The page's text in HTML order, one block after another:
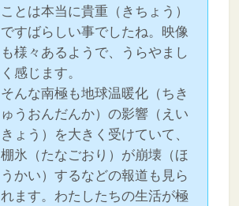
ことは本当に貴重（きちょう）
ですばらしい事でしたね。映像
も様々あるようで、うらやまし
く感じます。
そんな南極も地球温暖化（ちき
ゅうおんだんか）の影響（えい
きょう）を大きく受けていて、
棚氷（たなごおり）が崩壊（ほ
うかい）するなどの報道も見ら
れます。わたしたちの生活が極